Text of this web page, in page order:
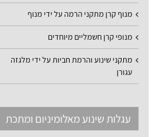
מנוף קרן מתקני הרמה על ידי מנוף
מנופי קרן חשמליים מיוחדים
מתקני שינוע והרמת חביות על ידי מלגזה
עגורן
עגלות שינוע מאלומיניום ומתכת